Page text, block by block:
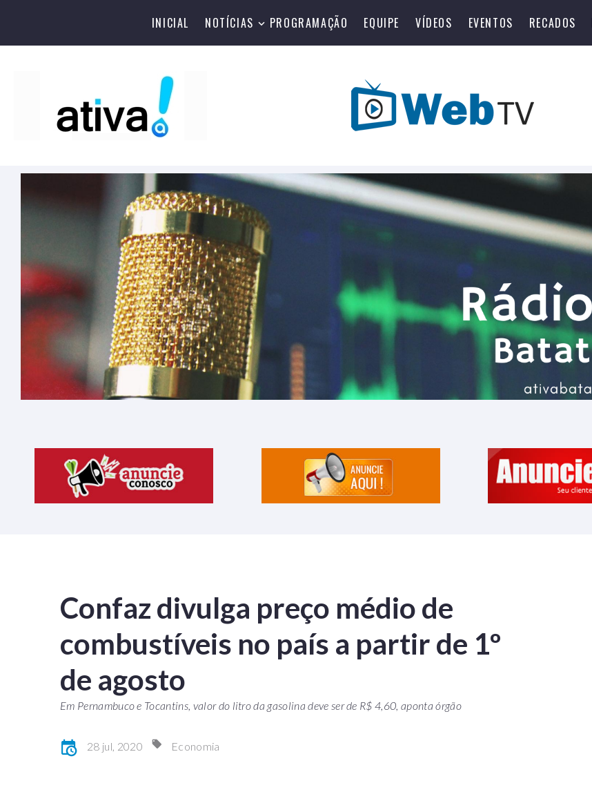
INICIAL NOTÍCIAS PROGRAMAÇÃO EQUIPE VÍDEOS EVENTOS RECADOS
Confaz divulga preço médio de
combustíveis no país a partir de 1º
de agosto
Em Pernambuco e Tocantins, valor do litro da gasolina deve ser de R$ 4,60, aponta órgão
28 jul, 2020 Economia